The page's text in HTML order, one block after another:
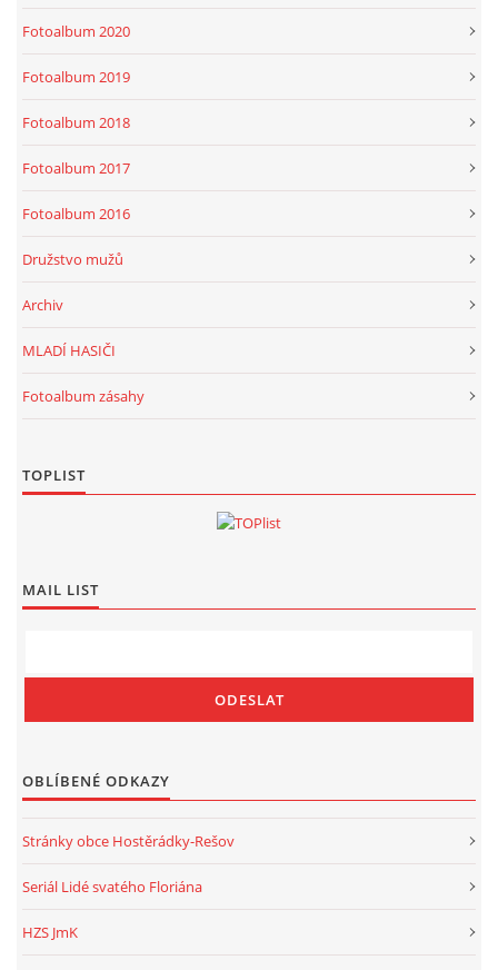
Fotoalbum 2020
Fotoalbum 2019
Fotoalbum 2018
Fotoalbum 2017
Fotoalbum 2016
Družstvo mužů
Archiv
MLADÍ HASIČI
Fotoalbum zásahy
TOPLIST
MAIL LIST
OBLÍBENÉ ODKAZY
Stránky obce Hostěrádky-Rešov
Seriál Lidé svatého Floriána
HZS JmK